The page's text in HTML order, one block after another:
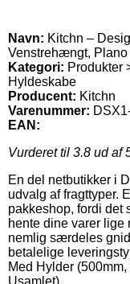
Navn: Kitchn –
Venstrehængt,
Kategori: Produkter
Hyldeskabe
Producent: Kitchn
Varenummer:
EAN:
Vurderet til 3.8 ud af
En del netbutikker i
udvalg af fragttyper.
pakkeshop, fordi det
hente dine varer lige
nemlig særdeles
betalelige
Med Hylder
Usamlet).